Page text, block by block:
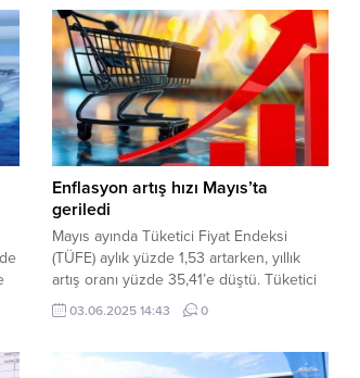
sayılı listedeki bazı malların ÖTV oranları
ve matrahları yeniden belirlendi. Karar,
özellikle motorlu taşıtlar kategorisindeki
87.03 G.T.İ.P. numaralı malları kapsadı.
Söz konusu...
Enflasyon artış hızı Mayıs’ta
geriledi
Mayıs ayında Tüketici Fiyat Endeksi
(TÜFE) aylık yüzde 1,53 artarken, yıllık
artış oranı yüzde 35,41’e düştü. Tüketici
Fiyat Endeksi (TÜFE), Mayıs 2025’te bir
önceki aya göre yüzde 1,53, geçen yılın
Yılbaşından bu yana artış yüzde 15,09, 12
03.06.2025 14:43 0